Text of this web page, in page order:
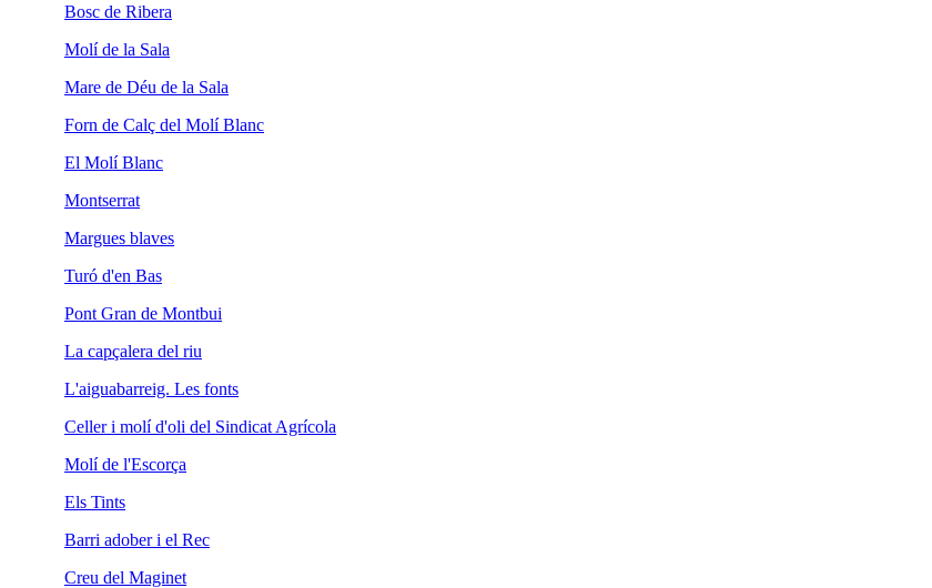
Bosc de Ribera
Molí de la Sala
Mare de Déu de la Sala
Forn de Calç del Molí Blanc
El Molí Blanc
Montserrat
Margues blaves
Turó d'en Bas
Pont Gran de Montbui
La capçalera del riu
L'aiguabarreig. Les fonts
Celler i molí d'oli del Sindicat Agrícola
Molí de l'Escorça
Els Tints
Barri adober i el Rec
Creu del Maginet